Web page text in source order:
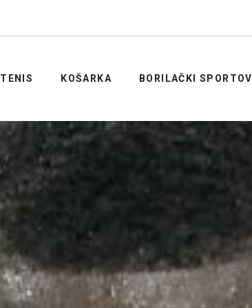
TENIS KOŠARKA BORILAČKI SPORTOVI